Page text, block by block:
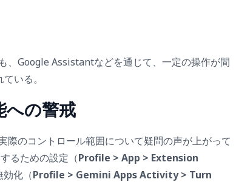
、Google Assistantなどを通じて、一定の操作が間
いる。
への警戒
のコントロール範囲について疑問の声が上がって
るための設定（Profile > App > Extension
化（Profile > Gemini Apps Activity > Turn